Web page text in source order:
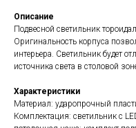
Описание
Подвесной светильник
Оригинальность корпуса
интерьера. Светильник будет
источника света в столовой
Характеристики
Материал: ударопрочный
Комплектация: светильник с